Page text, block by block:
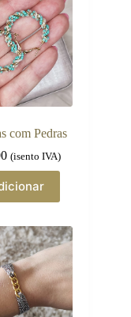
com Pedras
(isento IVA)